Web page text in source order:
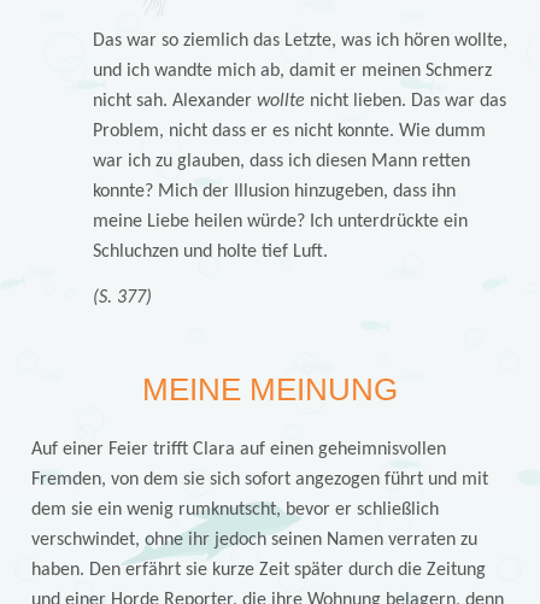
Das war so ziemlich das Letzte, was ich hören wollte,
und ich wandte mich ab, damit er meinen Schmerz
nicht sah. Alexander wollte nicht lieben. Das war das
Problem, nicht dass er es nicht konnte. Wie dumm
war ich zu glauben, dass ich diesen Mann retten
konnte? Mich der Illusion hinzugeben, dass ihn
meine Liebe heilen würde? Ich unterdrückte ein
Schluchzen und holte tief Luft.
(S. 377)
MEINE MEINUNG
Auf einer Feier trifft Clara auf einen geheimnisvollen
Fremden, von dem sie sich sofort angezogen führt und mit
dem sie ein wenig rumknutscht, bevor er schließlich
verschwindet, ohne ihr jedoch seinen Namen verraten zu
haben. Den erfährt sie kurze Zeit später durch die Zeitung